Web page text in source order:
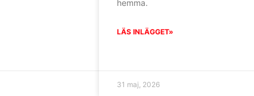
hemma.
LÄS INLÄGGET»
31 maj, 2026